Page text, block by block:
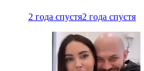
2 года спустя2 года спустя